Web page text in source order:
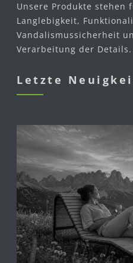
Unsere Produkte stehen
Langlebigkeit,
Vandalismussicherheit
Verarbeitung der Details.
Letzte